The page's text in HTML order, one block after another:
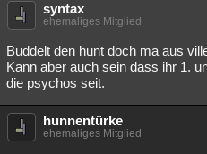
syntax
ehemaliges Mitglied
Buddelt den hunt doch ma aus
Kann aber auch sein dass ihr 1.
die psychos seit.
hunnentürke
ehemaliges Mitglied